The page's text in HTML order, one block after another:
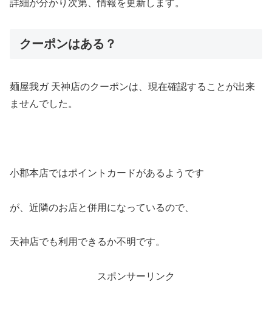
詳細が分かり次第、情報を更新します。
クーポンはある？
麺屋我ガ 天神店のクーポンは、現在確認することが出来
ませんでした。
小郡本店ではポイントカードがあるようです
が、近隣のお店と併用になっているので、
天神店でも利用できるか不明です。
スポンサーリンク